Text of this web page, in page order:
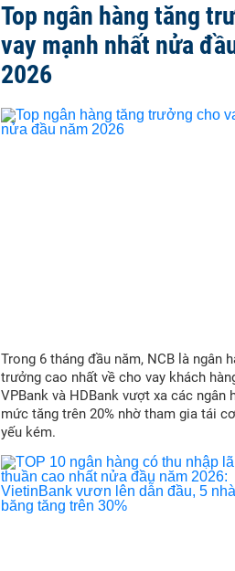
Top ngân hàng tăng
vay mạnh nhất nửa
2026
Trong 6 tháng đầu năm, NCB là ngân
trưởng cao nhất về cho vay khách
VPBank và HDBank vượt xa các ngân
mức tăng trên 20% nhờ tham gia tái
yếu kém.